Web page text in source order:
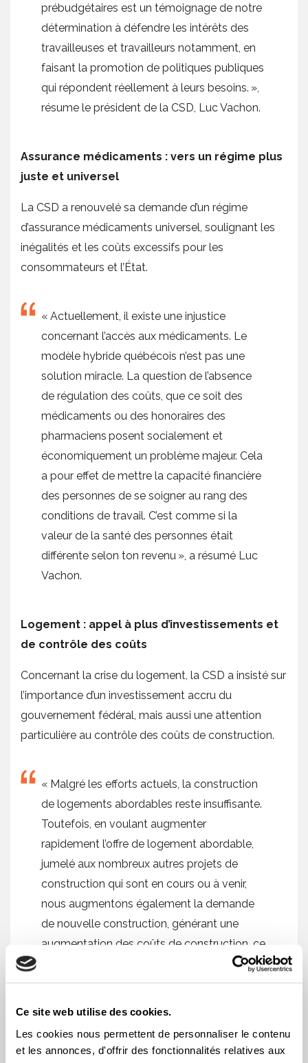
Ce site web utilise des cookies.
Les cookies nous permettent de personnaliser le contenu
et les annonces, d'offrir des fonctionnalités relatives aux
prébudgétaires est un témoignage de notre
détermination à défendre les intérêts des
travailleuses et travailleurs notamment, en
faisant la promotion de politiques publiques
qui répondent réellement à leurs besoins. »,
résume le président de la CSD, Luc Vachon.
Assurance médicaments : vers un régime plus
juste et universel
La CSD a renouvelé sa demande d’un régime
d’assurance médicaments universel, soulignant les
inégalités et les coûts excessifs pour les
consommateurs et l’État.
« Actuellement, il existe une injustice
concernant l’accès aux médicaments. Le
modèle hybride québécois n’est pas une
solution miracle. La question de l’absence
de régulation des coûts, que ce soit des
médicaments ou des honoraires des
pharmaciens posent socialement et
économiquement un problème majeur. Cela
a pour effet de mettre la capacité financière
des personnes de se soigner au rang des
conditions de travail. C’est comme si la
valeur de la santé des personnes était
différente selon ton revenu », a résumé Luc
Vachon.
Logement : appel à plus d’investissements et
de contrôle des coûts
Concernant la crise du logement, la CSD a insisté sur
l’importance d’un investissement accru du
gouvernement fédéral, mais aussi une attention
particulière au contrôle des coûts de construction.
« Malgré les efforts actuels, la construction
de logements abordables reste insuffisante.
Toutefois, en voulant augmenter
rapidement l’offre de logement abordable,
jumelé aux nombreux autres projets de
construction qui sont en cours ou à venir,
nous augmentons également la demande
de nouvelle construction, générant une
augmentation des coûts de construction, ce
qui a pour effet d’augmenter le prix des
loyers et de réduire le nombre que l’on peut
maximiser l’efficacité des investissements.